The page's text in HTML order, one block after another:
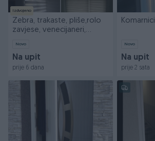
Izdvojeno
Zebra, trakaste, pliše,rolo
zavjese, venecijaneri,
Novo
Na upit
prije 6 dana
Komarnici
Novo
Na upit
prije 2 sata